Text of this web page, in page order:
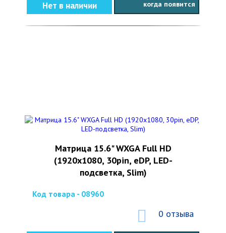
Нет в наличии когда появится
Матрица 15.6" WXGA Full HD
(1920x1080, 30pin, eDP, LED-
подсветка, Slim)
Код товара - 08960
0 отзыва